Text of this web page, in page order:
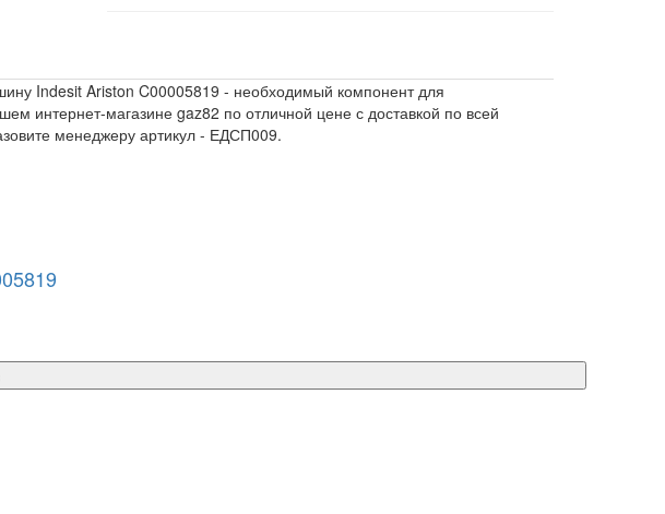
Indesit Ariston C00005819 - необходимый компонент для
интернет-магазине gaz82 по отличной цене с доставкой по всей
менеджеру артикул - ЕДСП009.